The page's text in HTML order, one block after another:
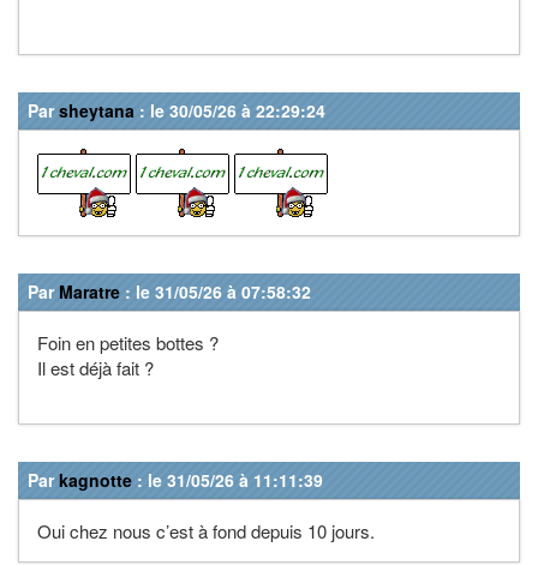
Parsheytana : le 30/05/26 à 22:29:24
Par Maratre : le 31/05/26 à 07:58:32
Foin en petites bottes ?
Il est déjà fait ?
Parkagnotte : le 31/05/26 à 11:11:39
Oui chez nous c’est à fond depuis 10 jours.